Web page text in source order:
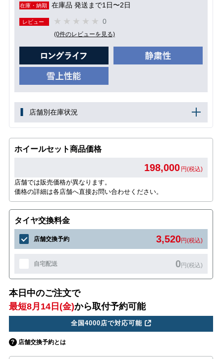
在庫・納期 在庫品 発送まで1日〜2日
レビュー 0
(0件のレビューを見る)
店舗別在庫状況
ホイールセット商品価格
198,000 円(税込)
店舗では販売価格が異なります。
価格の詳細は各店舗へ直接お問い合わせください。
タイヤ交換料金
店舗交換予約 3,520円(税込)
自宅配送 0円(税込)
本日中のご注文で
最短8月14日(金)から取付予約可能
全国4000店で対応可能
店舗交換予約とは